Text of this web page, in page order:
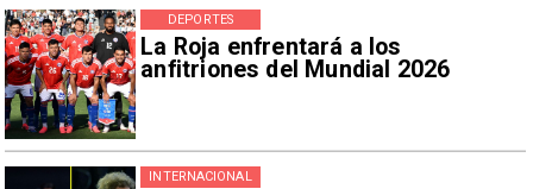
La Roja enfrentará a los
anfitriones del Mundial 2026
DEPORTES
INTERNACIONAL